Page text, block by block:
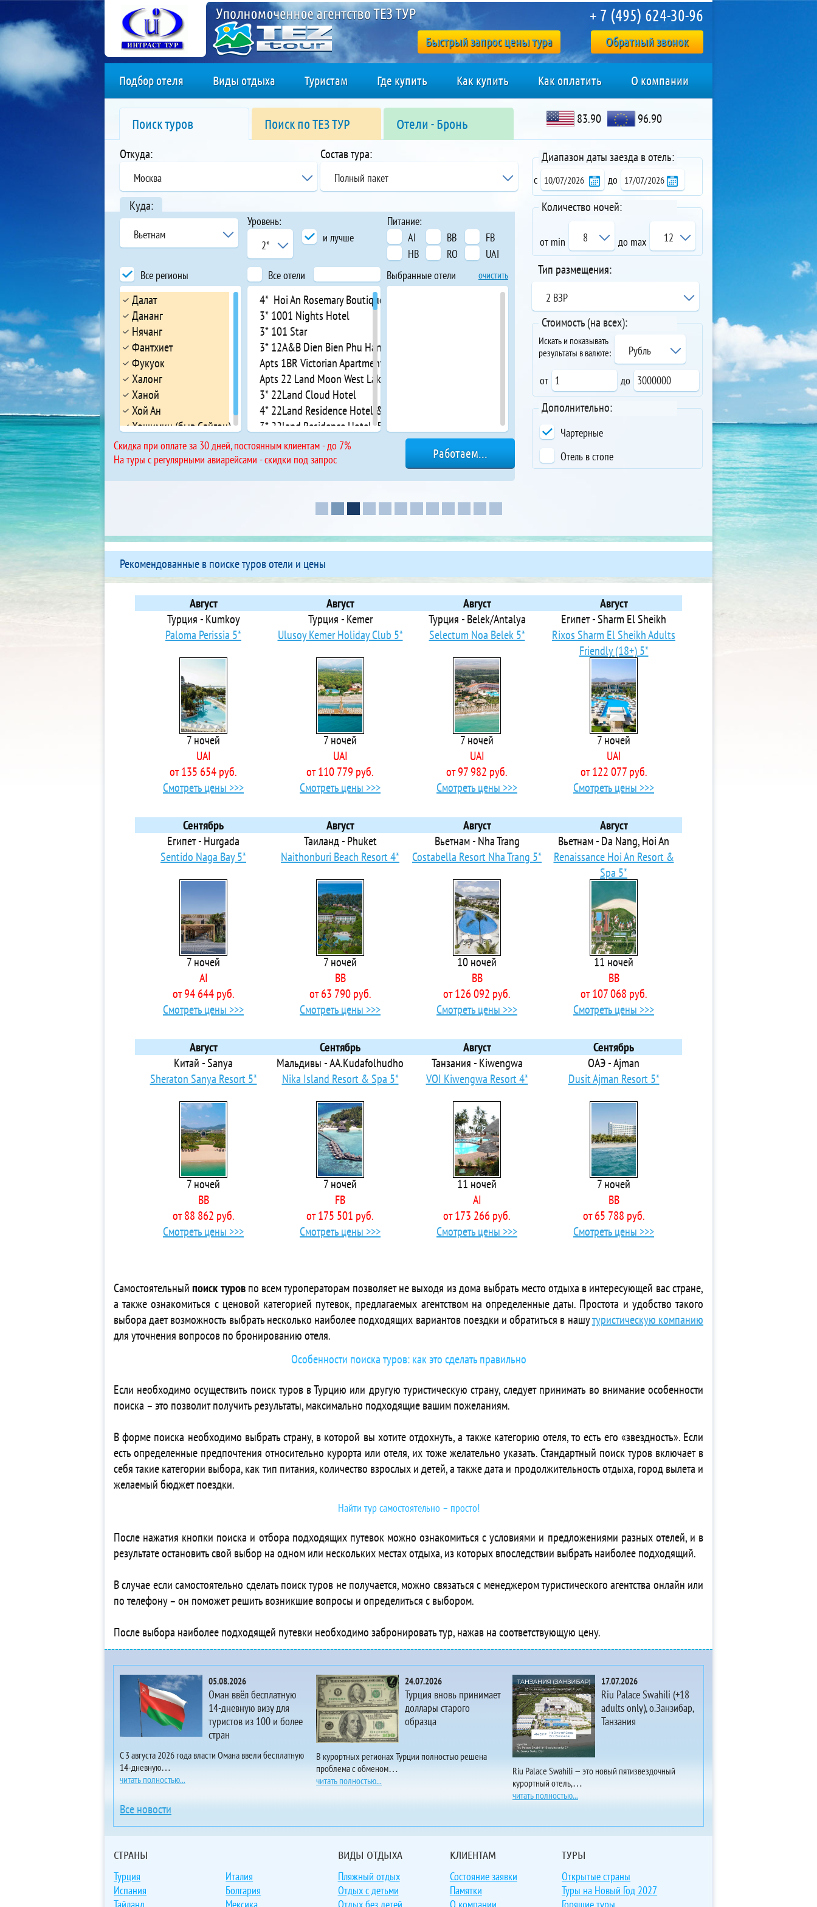
Быстрый запрос цены тура Обратный звонок
+ 7 (495) 624-30-96
Подбор отеля Виды отдыха Туристам Где купить Как купить Как оплатить О компании
Поиск туров Поиск по ТЕЗ ТУР Отели - Бронь
Откуда:
Москва
Состав тура:
Полный пакет
Куда:
Вьетнам
Уровень:
2*
и лучше
Питание:
AI
BB
FB
HB
RO
UAI
Все регионы
Далат
Дананг
Нячанг
Фантхиет
Фукуок
Халонг
Ханой
Хой Ан
Хошимин (быв.Сайгон)
Все отели
4* Hoi An Rosemary Boutique Hotel & Spa.
3* 1001 Nights Hotel
3* 101 Star
3* 12A&B Dien Bien Phu Hanoi Hotel
Apts 1BR Victorian Apartment River View D7
Apts 22 Land Moon West Lake
3* 22Land Cloud Hotel
4* 22Land Residence Hotel & Spa Hanoi
3* 22land Residence Hotel (50 P. Trưong Cong Giai)
Villas 3 Bedrooms private pool villa Phu Quoc
4* 54 homestay van mieu
3* 9Station Hostel & Bar Phu Quoc
4* A La Carte Da Nang Beach
5* A La Carte Halong Bay
3* A&Em 19 Dong Du Hotel
3* A&Em 44-46 Phan Boi Chau Hotel
3* A&Em 46-48 Hai Ba Trung
3* A&EM Art Hotel
3* A&Em Hotel & Spa
5* A&EM Signature Hotel
3* A1 Hill Hanoi Hotel
3* A25 Hotel - 06 Truong Dinh
3* A25 Hotel - 12 Ngo Sy Lien
3* A25 Hotel - 137 Nguyen Du
3* A25 Hotel - 15 Hang Than
3* A25 Hotel - 15 Tran Quoc Toan
3* A25 Hotel - 16 Mieu Dam
3* A25 Hotel - 18 Nguyen Hy Quang
3* A25 Hotel - 25 Truong Dinh
3* A25 Hotel - 255 Le Thanh Ton
3* A25 Hotel - 274 De Tham
3* A25 Hotel - 55 Cach Mang Thang 8
3* A25 Hotel - 55 Le Anh Xuan
3* A25 Hotel - Hoang Dao Thuy
3* A25 Hotel - Le Thi Hong Gam
4* A25 Luxury Hotel
5* A25 Luxury Hotel - 684 Minh Khai
4* Acacia Heritage Hotel
3* Acnos Grand Hotel
4* Acoustic Hotel & Spa
4* Acqua Villa Nha Trang Managed By Alternaty
3* Adaline Hotel & Suites
5* Adamas Boutique Nha Trang
3* Adamas Hanoi Hotel
4* Adela Boutique Hotel - Infinity Pool
3* Adina Hotel
3* Adonis Hotel Hanoi
4* Adora Art Hotel
4* Adora Bay Ke Ga Beach Resort
4* Adora Ben Thanh Hotel
3* Adora Hotel
4* Adora Mira Hotel
4* Ahoy Hoi An Boutique Resort & Spa
3* Aiden Saigon Hotel
3* Ailen Garden Ii Hotel
4* Aira Boutique Hanoi Hotel & Spa
3* AIRA Boutique Hoi An Hotel & Spa
3* Airport Classic Hotel & Travel
3* Airport Classic Hotel 2
Apts Airstar Hotel & Apartment
3* Akoya Saigon Central Hotel
3* Aladdin Hotel And Apartment
3* Alagon City Hotel & Spa
4* Alagon D`antique Hotel & Spa
3* Alagon Saigon Hotel & Spa
3* Alagon Western Hotel
4* Alan Sea Da Nang
4* Alana Nha Trang Beach
3* Alana Sea View Hotel
3* Alani Hotel & Spa Danang
4* Alani Sea View Hotel
3* Alanis Lodge
5* Alibu Resort
4* Alisa Hotel & Spa
5* Alisa Premier Cruise
4* Allegro Hoi An - A Little Luxury Hotel & Spa
4* Allezboo Beach Resort & Spa
4* Ally Beach Boutique Hotel
4* Almanity Hoi An Resort & Spa
5* Altara Suites Da Nang
3* Aluna Ben Thanh Hotel
3* Alyssa Da Nang Hotel
3* Amana Hotel Phan Thiet
Выбранные отели очистить
Диапазон даты заезда в отель:
с до
Количество ночей:
от min 8 до max 12
Тип размещения:
2 ВЗР
Стоимость (на всех):
Искать и показывать
результаты в валюте:
Рубль
от до
Дополнительно:
Чартерные
Отель в стопе
Cкидка при оплате за 30 дней, постоянным клиентам - до 7%
На туры с регулярными авиарейсами - скидки под запрос
83.90 96.90
Рекомендованные в поиске туров отели и цены
Август
Турция - Kumkoy
Paloma Perissia 5*
7 ночей
UAI
от 135 654 руб.
Смотреть цены >>>
Август
Турция - Kemer
Ulusoy Kemer Holiday Club 5*
7 ночей
UAI
от 110 779 руб.
Смотреть цены >>>
Август
Турция - Belek/Antalya
Selectum Noa Belek 5*
7 ночей
UAI
от 97 982 руб.
Смотреть цены >>>
Август
Египет - Sharm El Sheikh
Rixos Sharm El Sheikh Adults
Friendly (18+) 5*
7 ночей
UAI
от 122 077 руб.
Смотреть цены >>>
Сентябрь
Египет - Hurgada
Sentido Naga Bay 5*
7 ночей
AI
от 94 644 руб.
Смотреть цены >>>
Август
Таиланд - Phuket
Naithonburi Beach Resort 4*
7 ночей
BB
от 63 790 руб.
Смотреть цены >>>
Август
Вьетнам - Nha Trang
Costabella Resort Nha Trang 5*
10 ночей
BB
от 126 092 руб.
Смотреть цены >>>
Август
Вьетнам - Da Nang, Hoi An
Renaissance Hoi An Resort &
Spa 5*
11 ночей
BB
от 107 068 руб.
Смотреть цены >>>
Август
Китай - Sanya
Sheraton Sanya Resort 5*
7 ночей
BB
от 88 862 руб.
Смотреть цены >>>
Сентябрь
Мальдивы - AA.Kudafolhudho
Nika Island Resort & Spa 5*
7 ночей
FB
от 175 501 руб.
Смотреть цены >>>
Август
Танзания - Kiwengwa
VOI Kiwengwa Resort 4*
11 ночей
AI
от 173 266 руб.
Смотреть цены >>>
Сентябрь
ОАЭ - Ajman
Dusit Ajman Resort 5*
7 ночей
BB
от 65 788 руб.
Смотреть цены >>>
Самостоятельныйпоиск туровпо всем туроператорам позволяет не выходя из дома выбрать место отдыха в интересующей вас стране,
а также ознакомиться с ценовой категорией путевок, предлагаемых агентством на определенные даты. Простота и удобство такого
выбора дает возможность выбрать несколько наиболее подходящих вариантов поездки и обратиться в нашутуристическую компанию
для уточнения вопросов по бронированию отеля.
Особенности поиска туров: как это сделать правильно
Если необходимо осуществить поиск туров в Турцию или другую туристическую страну, следует принимать во внимание особенности
поиска – это позволит получить результаты, максимально подходящие вашим пожеланиям.
В форме поиска необходимо выбрать страну, в которой вы хотите отдохнуть, а также категорию отеля, то есть его «звездность». Если
есть определенные предпочтения относительно курорта или отеля, их тоже желательно указать. Стандартный поиск туров включает в
себя такие категории выбора, как тип питания, количество взрослых и детей, а также дата и продолжительность отдыха, город вылета и
желаемый бюджет поездки.
Найти тур самостоятельно – просто!
После нажатия кнопки поиска и отбора подходящих путевок можно ознакомиться с условиями и предложениями разных отелей, и в
результате остановить свой выбор на одном или нескольких местах отдыха, из которых впоследствии выбрать наиболее подходящий.
В случае если самостоятельно сделать поиск туров не получается, можно связаться с менеджером туристического агентства онлайн или
по телефону – он поможет решить возникшие вопросы и определиться с выбором.
После выбора наиболее подходящей путевки необходимо забронировать тур, нажав на соответствующую цену.
05.08.2026
Оман ввёл бесплатную
14-дневную визу для
туристов из 100 и более
стран
С 3 августа 2026 года власти Омана ввели бесплатную
14-дневную…
читать полностью...
24.07.2026
Турция вновь принимает
доллары старого
образца
В курортных регионах Турции полностью решена
проблема с обменом…
читать полностью...
17.07.2026
Riu Palace Swahili (+18
adults only), о.Занзибар,
Танзания
Riu Palace Swahili — это новый пятизвездочный
курортный отель,…
читать полностью...
Все новости
СТРАНЫ
Турция
Испания
Италия
Болгария
ВИДЫ ОТДЫХА
Пляжный отдых
Отдых с детьми
КЛИЕНТАМ
Состояние заявки
Памятки
ТУРЫ
Открытые страны
Туры на Новый Год 2027